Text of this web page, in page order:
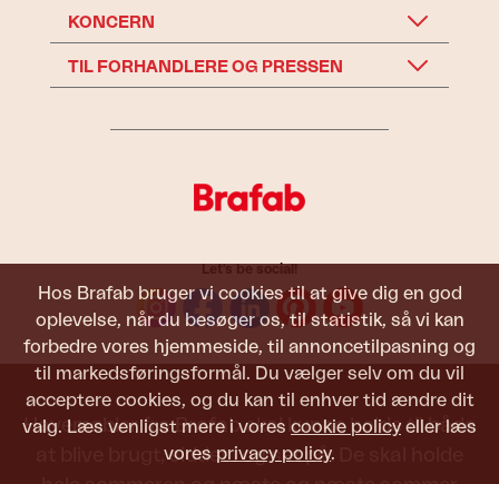
Hos Brafab bruger vi cookies til at give dig en god
oplevelse, når du besøger os, til statistik, så vi kan
forbedre vores hjemmeside, til annoncetilpasning og
til markedsføringsformål. Du vælger selv om du vil
acceptere cookies, og du kan til enhver tid ændre dit
valg. Læs venligst mere i vores cookie policy eller læs
vores privacy policy.
KONCERN
TIL FORHANDLERE OG PRESSEN
Let's be social!
Havemøbler fra Brafab skal kunne holde til både
at blive brugt, siddet i og set på. De skal holde